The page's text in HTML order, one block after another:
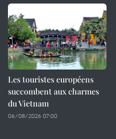
Les touristes européens
succombent aux charmes
du Vietnam
06/08/2026 07:00